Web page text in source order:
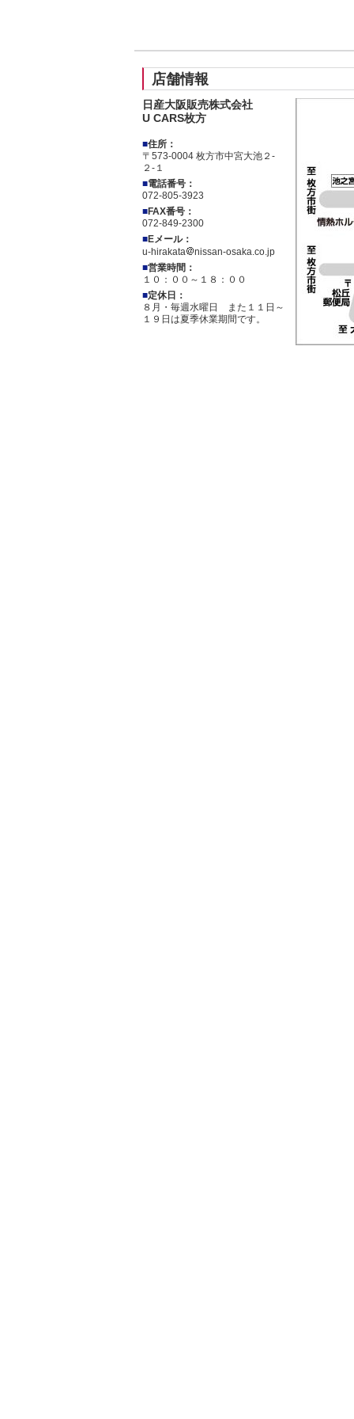
店舗情報
日産大阪販売株式会社
U CARS枚方
■住所：
〒573-0004 枚方市中宮大池２-
２-１
■電話番号：
072-805-3923
■FAX番号：
072-849-2300
■Eメール：
u-hirakata
nissan-osaka.co.jp
■営業時間：
１０：００～１８：００
■定休日：
８月・毎週水曜日 また１１日～
１９日は夏季休業期間です。